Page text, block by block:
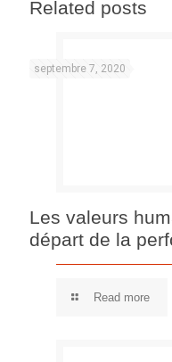
Related posts
septembre 7, 2020
Les valeurs
départ de la
Read more